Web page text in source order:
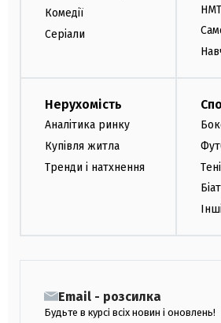
Комедії
Серіали
Нерухомість
Аналітика ринку
Купівля житла
Тренди і натхнення
Email - розсилка
Будьте в курсі всіх новин і оновлень!